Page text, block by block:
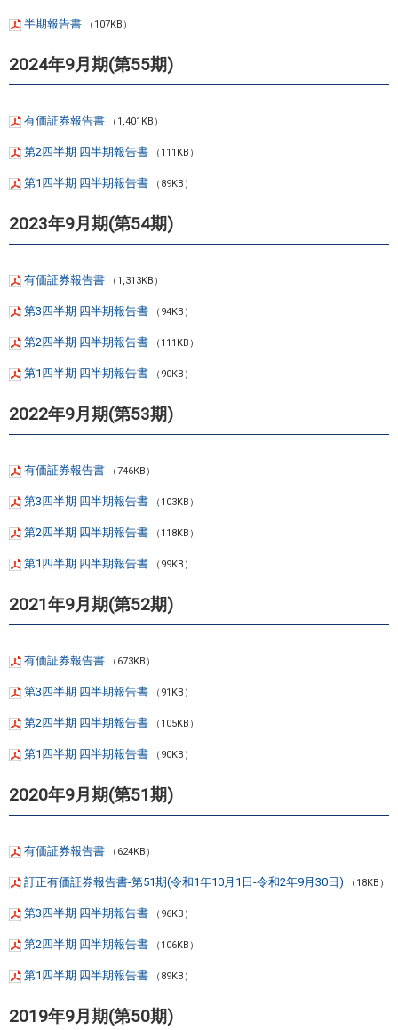
半期報告書 （107KB）
2024年9月期(第55期)
有価証券報告書 （1,401KB）
第2四半期 四半期報告書 （111KB）
第1四半期 四半期報告書 （89KB）
2023年9月期(第54期)
有価証券報告書 （1,313KB）
第3四半期 四半期報告書 （94KB）
第2四半期 四半期報告書 （111KB）
第1四半期 四半期報告書 （90KB）
2022年9月期(第53期)
有価証券報告書 （746KB）
第3四半期 四半期報告書 （103KB）
第2四半期 四半期報告書 （118KB）
第1四半期 四半期報告書 （99KB）
2021年9月期(第52期)
有価証券報告書 （673KB）
第3四半期 四半期報告書 （91KB）
第2四半期 四半期報告書 （105KB）
第1四半期 四半期報告書 （90KB）
2020年9月期(第51期)
有価証券報告書 （624KB）
訂正有価証券報告書-第51期(令和1年10月1日-令和2年9月30日) （18KB）
第3四半期 四半期報告書 （96KB）
第2四半期 四半期報告書 （106KB）
第1四半期 四半期報告書 （89KB）
2019年9月期(第50期)